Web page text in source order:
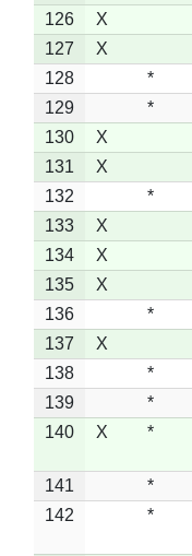
126
X
127
X
128
*
129
*
130
X
131
X
132
*
133
X
134
X
135
X
136
*
137
X
138
*
139
*
140
X *
141 *
142
*